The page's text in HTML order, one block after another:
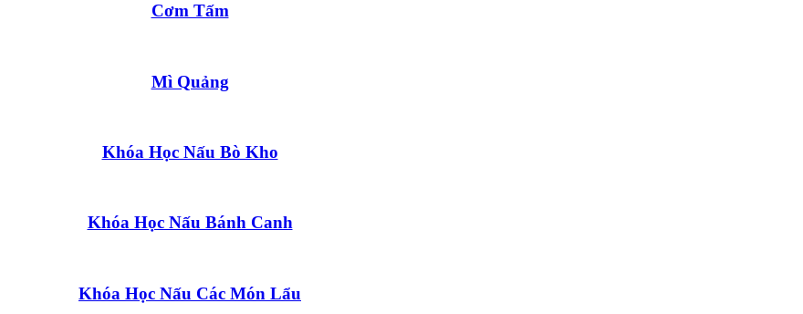
Cơm Tấm
Mì Quảng
Khóa Học Nấu Bò Kho
Khóa Học Nấu Bánh Canh
Khóa Học Nấu Các Món Lẩu